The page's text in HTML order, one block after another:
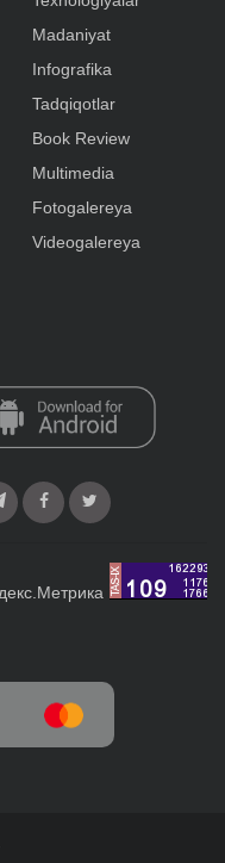
Madaniyat
Infografika
Tadqiqotlar
Book Review
Multimedia
Fotogalereya
Videogalereya